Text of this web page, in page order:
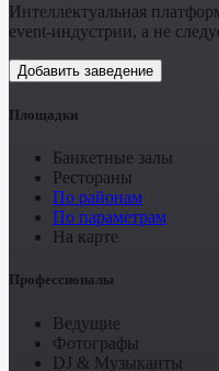
Интеллектуальная
event-индустрии, а не
Добавить заведение
Площадки
Банкетные залы
Рестораны
По районам
По параметрам
На карте
Профессионалы
Ведущие
Фотографы
DJ & Музыканты